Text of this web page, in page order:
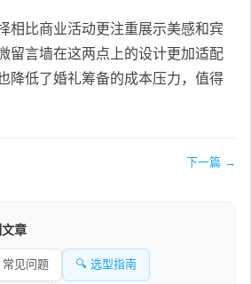
相比商业活动更注重展示美感和宾
留言墙在这两点上的设计更加适配
降低了婚礼筹备的成本压力，值得
下一篇 →
章
常见问题 🔍 选型指南